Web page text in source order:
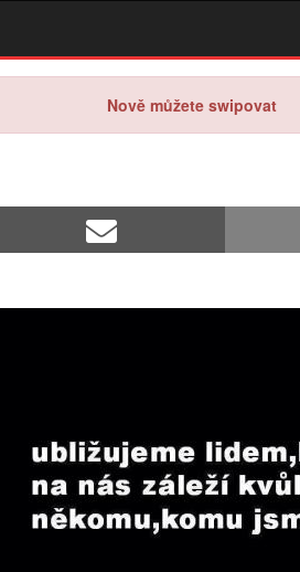
Nově můžete swipovat